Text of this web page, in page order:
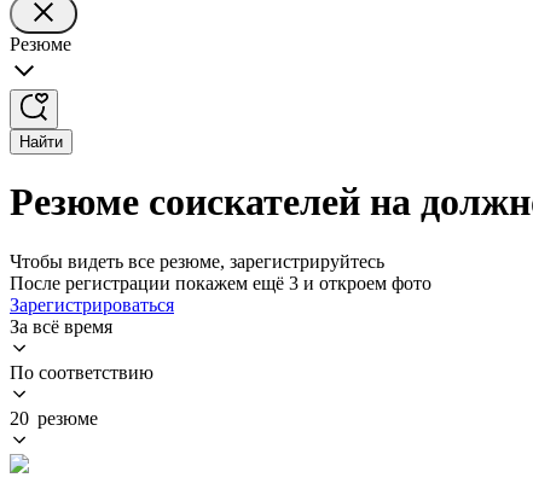
Резюме
Найти
Резюме соискателей на
Чтобы видеть все резюме, зарегистрируйтесь
После регистрации покажем ещё 3 и откроем фото
Зарегистрироваться
За всё время
По соответствию
20 резюме